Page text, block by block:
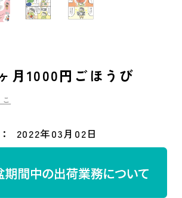
月1000円ごほうび
2022年03月02日